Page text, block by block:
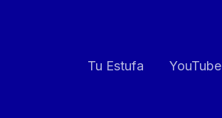
Tu Estufa
YouTube